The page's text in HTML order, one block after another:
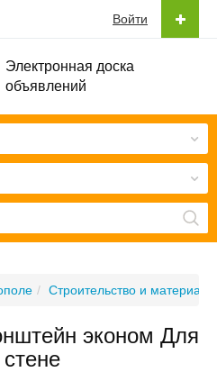
Электронная доска
объявлений
Войти
Строительство и
эконом Для